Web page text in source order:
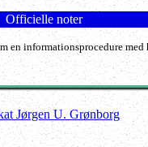
Officielle noter
en informationsprocedure
Jørgen U. Grønborg